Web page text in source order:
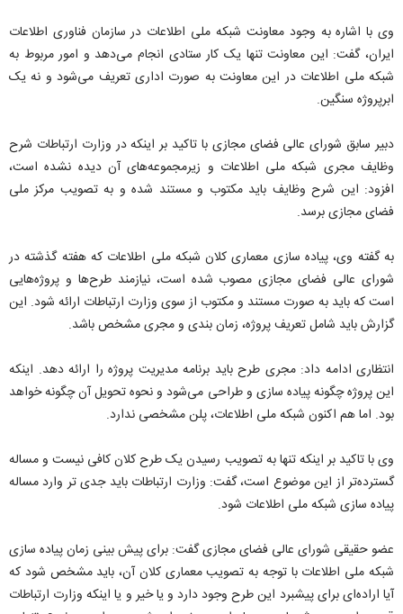
وی با اشاره به وجود معاونت شبکه ملی اطلاعات در سازمان فناوری اطلاعات
ایران، گفت: این معاونت تنها یک کار ستادی انجام می‌دهد و امور مربوط به
شبکه ملی اطلاعات در این معاونت به صورت اداری تعریف می‌شود و نه یک
ابرپروژه سنگین.
دبیر سابق شورای عالی فضای مجازی با تاکید بر اینکه در وزارت ارتباطات شرح
وظایف مجری شبکه ملی اطلاعات و زیرمجموعه‌های آن دیده نشده است،
افزود: این شرح وظایف باید مکتوب و مستند شده و به تصویب مرکز ملی
فضای مجازی برسد.
به گفته وی، پیاده سازی معماری کلان شبکه ملی اطلاعات که هفته گذشته در
شورای عالی فضای مجازی مصوب شده است، نیازمند طرح‌ها و پروژه‌هایی
است که باید به صورت مستند و مکتوب از سوی وزارت ارتباطات ارائه شود. این
گزارش باید شامل تعریف پروژه، زمان بندی و مجری مشخص باشد.
انتظاری ادامه داد: مجری طرح باید برنامه مدیریت پروژه را ارائه دهد. اینکه
این پروژه چگونه پیاده سازی و طراحی می‌شود و نحوه تحویل آن چگونه خواهد
بود. اما هم اکنون شبکه ملی اطلاعات، پلن مشخصی ندارد.
وی با تاکید بر اینکه تنها به تصویب رسیدن یک طرح کلان کافی نیست و مساله
گسترده‌تر از این موضوع است، گفت: وزارت ارتباطات باید جدی تر وارد مساله
پیاده سازی شبکه ملی اطلاعات شود.
عضو حقیقی شورای عالی فضای مجازی گفت: برای پیش بینی زمان پیاده سازی
شبکه ملی اطلاعات با توجه به تصویب معماری کلان آن، باید مشخص شود که
آیا اراده‌ای برای پیشبرد این طرح وجود دارد و یا خیر و یا اینکه وزارت ارتباطات